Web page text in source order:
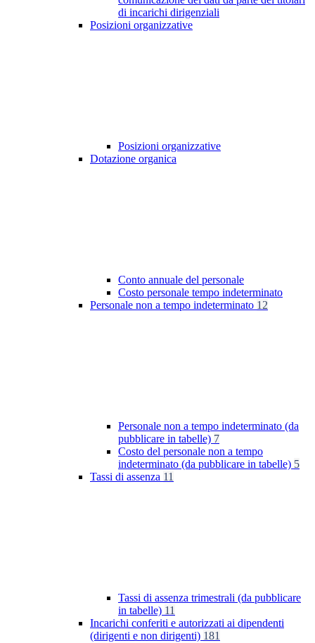
di incarichi dirigenziali
Posizioni organizzative
Posizioni organizzative
Dotazione organica
Conto annuale del personale
Costo personale tempo indeterminato
Personale non a tempo indeterminato 12
Personale non a tempo indeterminato (da
pubblicare in tabelle) 7
Costo del personale non a tempo
indeterminato (da pubblicare in tabelle) 5
Tassi di assenza 11
Tassi di assenza trimestrali (da pubblicare
in tabelle) 11
Incarichi conferiti e autorizzati ai dipendenti
(dirigenti e non dirigenti) 181